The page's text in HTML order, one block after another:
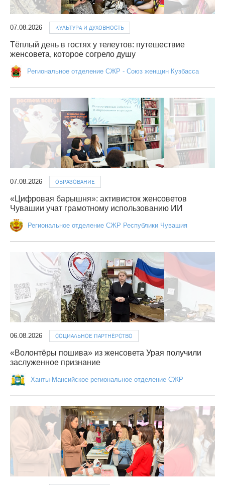
07.08.2026 КУЛЬТУРА И ДУХОВНОСТЬ
Тёплый день в гостях у телеутов: путешествие
женсовета, которое согрело душу
Региональное отделение СЖР - Союз женщин Кузбасса
07.08.2026 ОБРАЗОВАНИЕ
«Цифровая барышня»: активисток женсоветов
Чувашии учат грамотному использованию ИИ
Региональное отделение СЖР Республики Чувашия
06.08.2026 СОЦИАЛЬНОЕ ПАРТНЁРСТВО
«Волонтёры пошива» из женсовета Урая получили
заслуженное признание
Ханты-Мансийское региональное отделение СЖР